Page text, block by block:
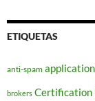
ETIQUETAS
anti-spam
brokers Certification